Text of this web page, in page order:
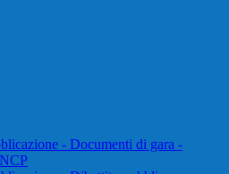
- Documenti di gara -